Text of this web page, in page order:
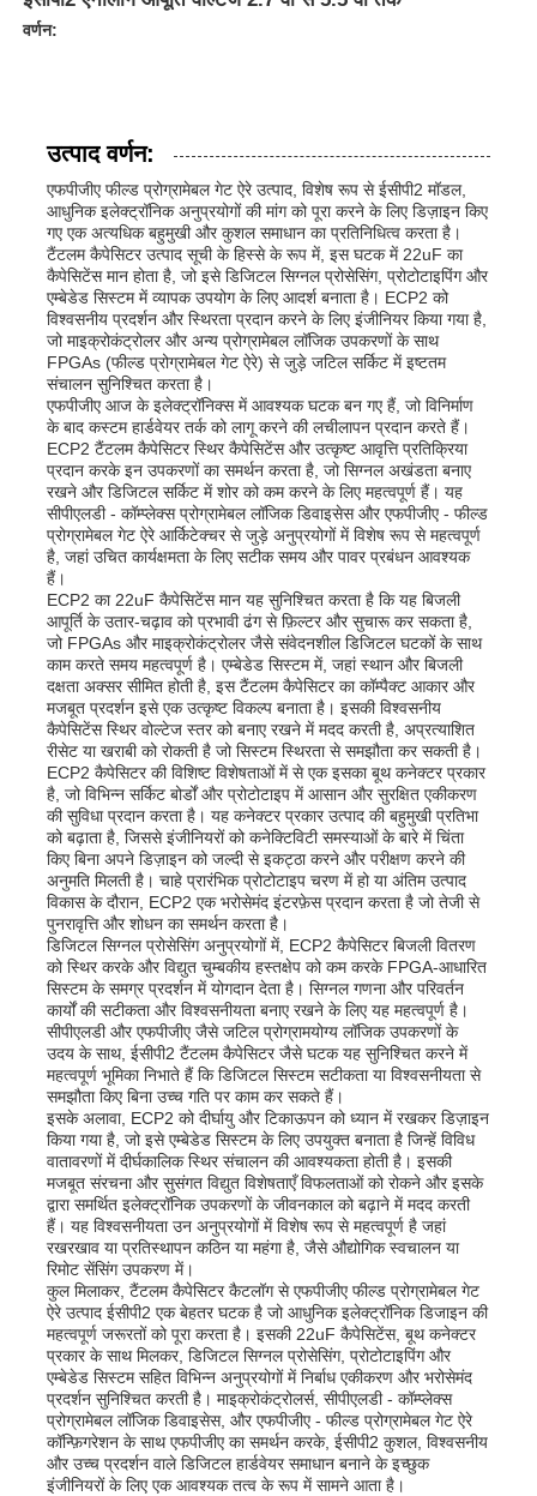
घर
उत्पादों
वीडियो
हमारे बारे में
कारखाने का दौरा
गुणवत्ता नियंत्रण
हमसे संपर्क करें
समाचार
वर्णन:
उत्पाद वर्णन:
एफपीजीए फील्ड प्रोग्रामेबल गेट ऐरे उत्पाद, विशेष रूप से ईसीपी2 मॉडल,
आधुनिक इलेक्ट्रॉनिक अनुप्रयोगों की मांग को पूरा करने के लिए डिज़ाइन किए
गए एक अत्यधिक बहुमुखी और कुशल समाधान का प्रतिनिधित्व करता है।
टैंटलम कैपेसिटर उत्पाद सूची के हिस्से के रूप में, इस घटक में 22uF का
कैपेसिटेंस मान होता है, जो इसे डिजिटल सिग्नल प्रोसेसिंग, प्रोटोटाइपिंग और
एम्बेडेड सिस्टम में व्यापक उपयोग के लिए आदर्श बनाता है। ECP2 को
विश्वसनीय प्रदर्शन और स्थिरता प्रदान करने के लिए इंजीनियर किया गया है,
जो माइक्रोकंट्रोलर और अन्य प्रोग्रामेबल लॉजिक उपकरणों के साथ
FPGAs (फील्ड प्रोग्रामेबल गेट ऐरे) से जुड़े जटिल सर्किट में इष्टतम
संचालन सुनिश्चित करता है।
एफपीजीए आज के इलेक्ट्रॉनिक्स में आवश्यक घटक बन गए हैं, जो विनिर्माण
के बाद कस्टम हार्डवेयर तर्क को लागू करने की लचीलापन प्रदान करते हैं।
ECP2 टैंटलम कैपेसिटर स्थिर कैपेसिटेंस और उत्कृष्ट आवृत्ति प्रतिक्रिया
प्रदान करके इन उपकरणों का समर्थन करता है, जो सिग्नल अखंडता बनाए
रखने और डिजिटल सर्किट में शोर को कम करने के लिए महत्वपूर्ण हैं। यह
सीपीएलडी - कॉम्प्लेक्स प्रोग्रामेबल लॉजिक डिवाइसेस और एफपीजीए - फील्ड
प्रोग्रामेबल गेट ऐरे आर्किटेक्चर से जुड़े अनुप्रयोगों में विशेष रूप से महत्वपूर्ण
है, जहां उचित कार्यक्षमता के लिए सटीक समय और पावर प्रबंधन आवश्यक
हैं।
ECP2 का 22uF कैपेसिटेंस मान यह सुनिश्चित करता है कि यह बिजली
आपूर्ति के उतार-चढ़ाव को प्रभावी ढंग से फ़िल्टर और सुचारू कर सकता है,
जो FPGAs और माइक्रोकंट्रोलर जैसे संवेदनशील डिजिटल घटकों के साथ
काम करते समय महत्वपूर्ण है। एम्बेडेड सिस्टम में, जहां स्थान और बिजली
दक्षता अक्सर सीमित होती है, इस टैंटलम कैपेसिटर का कॉम्पैक्ट आकार और
मजबूत प्रदर्शन इसे एक उत्कृष्ट विकल्प बनाता है। इसकी विश्वसनीय
कैपेसिटेंस स्थिर वोल्टेज स्तर को बनाए रखने में मदद करती है, अप्रत्याशित
रीसेट या खराबी को रोकती है जो सिस्टम स्थिरता से समझौता कर सकती है।
ECP2 कैपेसिटर की विशिष्ट विशेषताओं में से एक इसका बूथ कनेक्टर प्रकार
है, जो विभिन्न सर्किट बोर्डों और प्रोटोटाइप में आसान और सुरक्षित एकीकरण
की सुविधा प्रदान करता है। यह कनेक्टर प्रकार उत्पाद की बहुमुखी प्रतिभा
को बढ़ाता है, जिससे इंजीनियरों को कनेक्टिविटी समस्याओं के बारे में चिंता
किए बिना अपने डिज़ाइन को जल्दी से इकट्ठा करने और परीक्षण करने की
अनुमति मिलती है। चाहे प्रारंभिक प्रोटोटाइप चरण में हो या अंतिम उत्पाद
विकास के दौरान, ECP2 एक भरोसेमंद इंटरफ़ेस प्रदान करता है जो तेजी से
पुनरावृत्ति और शोधन का समर्थन करता है।
डिजिटल सिग्नल प्रोसेसिंग अनुप्रयोगों में, ECP2 कैपेसिटर बिजली वितरण
को स्थिर करके और विद्युत चुम्बकीय हस्तक्षेप को कम करके FPGA-आधारित
सिस्टम के समग्र प्रदर्शन में योगदान देता है। सिग्नल गणना और परिवर्तन
कार्यों की सटीकता और विश्वसनीयता बनाए रखने के लिए यह महत्वपूर्ण है।
सीपीएलडी और एफपीजीए जैसे जटिल प्रोग्रामयोग्य लॉजिक उपकरणों के
उदय के साथ, ईसीपी2 टैंटलम कैपेसिटर जैसे घटक यह सुनिश्चित करने में
महत्वपूर्ण भूमिका निभाते हैं कि डिजिटल सिस्टम सटीकता या विश्वसनीयता से
समझौता किए बिना उच्च गति पर काम कर सकते हैं।
इसके अलावा, ECP2 को दीर्घायु और टिकाऊपन को ध्यान में रखकर डिज़ाइन
किया गया है, जो इसे एम्बेडेड सिस्टम के लिए उपयुक्त बनाता है जिन्हें विविध
वातावरणों में दीर्घकालिक स्थिर संचालन की आवश्यकता होती है। इसकी
मजबूत संरचना और सुसंगत विद्युत विशेषताएँ विफलताओं को रोकने और इसके
द्वारा समर्थित इलेक्ट्रॉनिक उपकरणों के जीवनकाल को बढ़ाने में मदद करती
हैं। यह विश्वसनीयता उन अनुप्रयोगों में विशेष रूप से महत्वपूर्ण है जहां
रखरखाव या प्रतिस्थापन कठिन या महंगा है, जैसे औद्योगिक स्वचालन या
रिमोट सेंसिंग उपकरण में।
कुल मिलाकर, टैंटलम कैपेसिटर कैटलॉग से एफपीजीए फील्ड प्रोग्रामेबल गेट
ऐरे उत्पाद ईसीपी2 एक बेहतर घटक है जो आधुनिक इलेक्ट्रॉनिक डिजाइन की
महत्वपूर्ण जरूरतों को पूरा करता है। इसकी 22uF कैपेसिटेंस, बूथ कनेक्टर
प्रकार के साथ मिलकर, डिजिटल सिग्नल प्रोसेसिंग, प्रोटोटाइपिंग और
एम्बेडेड सिस्टम सहित विभिन्न अनुप्रयोगों में निर्बाध एकीकरण और भरोसेमंद
प्रदर्शन सुनिश्चित करती है। माइक्रोकंट्रोलर्स, सीपीएलडी - कॉम्प्लेक्स
प्रोग्रामेबल लॉजिक डिवाइसेस, और एफपीजीए - फील्ड प्रोग्रामेबल गेट ऐरे
कॉन्फ़िगरेशन के साथ एफपीजीए का समर्थन करके, ईसीपी2 कुशल, विश्वसनीय
और उच्च प्रदर्शन वाले डिजिटल हार्डवेयर समाधान बनाने के इच्छुक
इंजीनियरों के लिए एक आवश्यक तत्व के रूप में सामने आता है।